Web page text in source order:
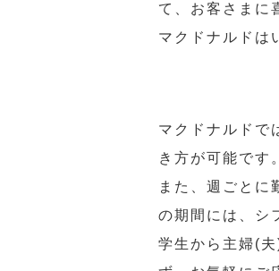
て、お客さまに
マクドナルドは
マクドナルドで
き方が可能です
また、週ごとに
の期間には、シ
学生から主婦(